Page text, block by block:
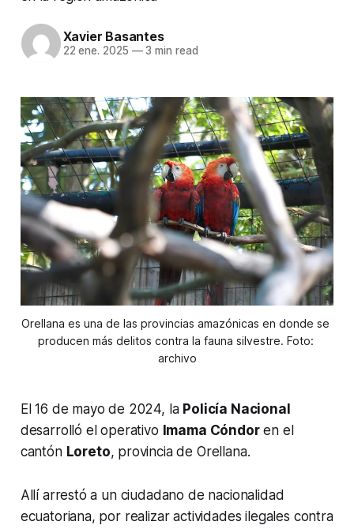
Xavier Basantes
22 ene. 2025 —3 min read
Orellana es una de las provincias amazónicas en donde se
producen más delitos contra la fauna silvestre. Foto:
archivo
El 16 de mayo de 2024, la Policía Nacional
desarrolló el operativo Imama Cóndoren el
cantón Loreto, provincia de Orellana.
Allí arrestó a un ciudadano de nacionalidad
ecuatoriana, por realizar actividades ilegales contra